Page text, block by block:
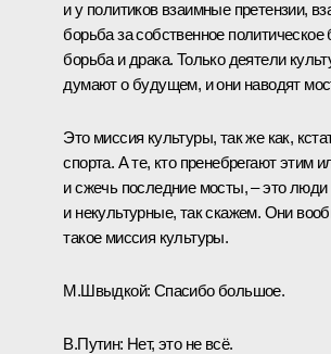
и у политиков взаимные претензии,
борьба за собственное
борьба и драка. Только деятели
думают о будущем, и они наводят
Это миссия культуры, так же как,
спорта. А те, кто пренебрегают этим
и сжечь последние мосты, – это люди
и некультурные, так скажем. Они
такое миссия культуры.
М.Швыдкой: Спасибо большое.
В.Путин: Нет, это не всё.